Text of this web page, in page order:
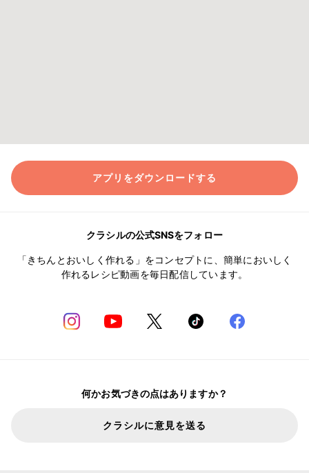
アプリをダウンロードする
クラシルの公式SNSをフォロー
「きちんとおいしく作れる」をコンセプトに、簡単においしく
作れるレシピ動画を毎日配信しています。
何かお気づきの点はありますか？
クラシルに意見を送る